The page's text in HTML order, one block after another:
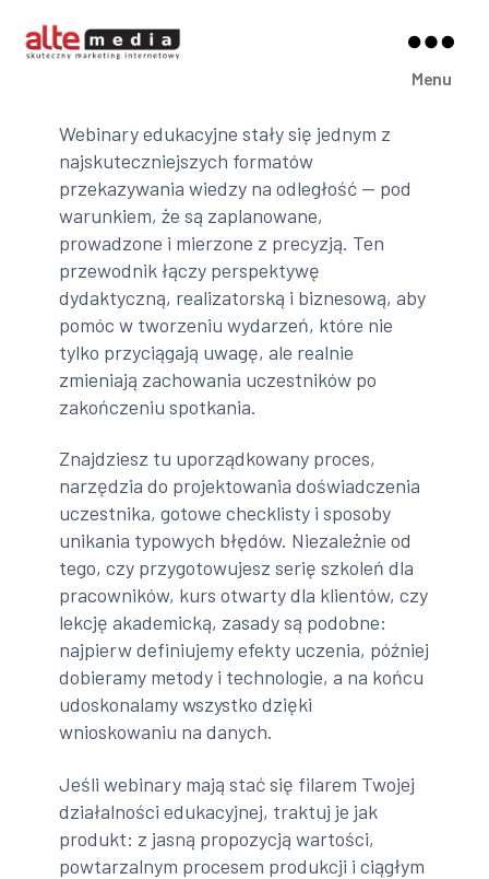
Media
Menu
Webinary edukacyjne stały się jednym z
najskuteczniejszych formatów
przekazywania wiedzy na odległość — pod
warunkiem, że są zaplanowane,
prowadzone i mierzone z precyzją. Ten
przewodnik łączy perspektywę
dydaktyczną, realizatorską i biznesową, aby
pomóc w tworzeniu wydarzeń, które nie
tylko przyciągają uwagę, ale realnie
zmieniają zachowania uczestników po
zakończeniu spotkania.
Znajdziesz tu uporządkowany proces,
narzędzia do projektowania doświadczenia
uczestnika, gotowe checklisty i sposoby
unikania typowych błędów. Niezależnie od
tego, czy przygotowujesz serię szkoleń dla
pracowników, kurs otwarty dla klientów, czy
lekcję akademicką, zasady są podobne:
najpierw definiujemy efekty uczenia, później
dobieramy metody i technologie, a na końcu
udoskonalamy wszystko dzięki
wnioskowaniu na danych.
Jeśli webinary mają stać się filarem Twojej
działalności edukacyjnej, traktuj je jak
produkt: z jasną propozycją wartości,
powtarzalnym procesem produkcji i ciągłym